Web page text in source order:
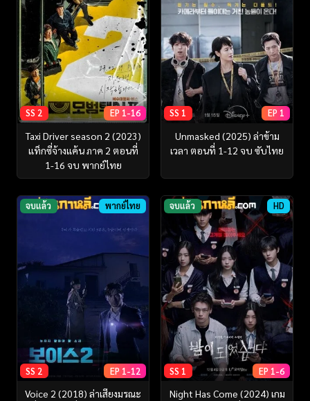
SS 2 EP 1-16
Taxi Driver season 2 (2023)
แท็กซี่จ้างแค้น ภาค 2 ตอนที่
1-16 จบ พากย์ไทย
SS 1 EP 1
Unmasked (2025) ล่าข้าม
เวลา ตอนที่ 1-12 จบ ซับไทย
จบแล้ว พากย์ไทย
SS 2 EP 1-12
Voice 2 (2018) ล่าเสียงมรณะ
จบแล้ว HD
SS 1 EP 1-6
Night Has Come (2024) เกม